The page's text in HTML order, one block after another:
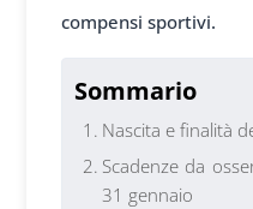
compensi sportivi.
Sommario
Nascita e finalità
Scadenze da
31 gennaio